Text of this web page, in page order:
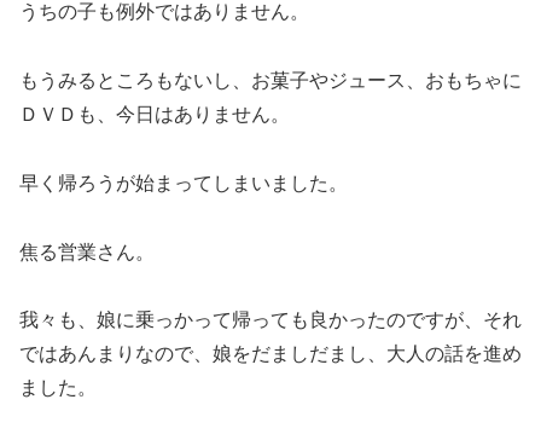
うちの子も例外ではありません。
もうみるところもないし、お菓子やジュース、おもちゃに
ＤＶＤも、今日はありません。
早く帰ろうが始まってしまいました。
焦る営業さん。
我々も、娘に乗っかって帰っても良かったのですが、それ
ではあんまりなので、娘をだましだまし、大人の話を進め
ました。